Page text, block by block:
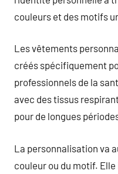
couleurs et des motifs
Les vêtements
créés spécifiquement
professionnels de la
avec des tissus
pour de longues
La personnalisation va
couleur ou du motif.